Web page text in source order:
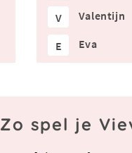
V Valentijn
E Eva
Zo spel je